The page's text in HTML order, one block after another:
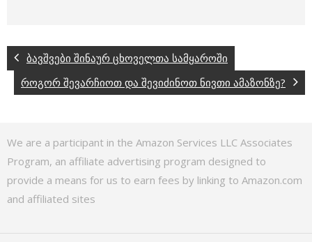
ბავშვები შინაურ ცხოველთა სამყაროში
როგორ შევარჩიოთ და შევიძინოთ ნივთი ამაზონზე?
We are a participant in the Amazon Services LLC Associates
Program, an affiliate advertising program designed to
provide a means for us to earn fees by linking to Amazon.com
and affiliated sites